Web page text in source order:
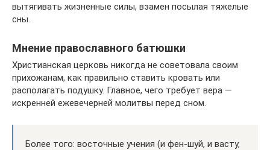
вытягивать жизненные силы, взамен посылая тяжелые
сны.
Мнение православного батюшки
Христианская церковь никогда не советовала своим
прихожанам, как правильно ставить кровать или
располагать подушку. Главное, чего требует вера —
искренней ежевечерней молитвы перед сном.
Более того: восточные учения (и фен-шуй, и васту,